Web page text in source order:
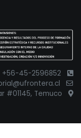
+56-45-2596852
#01145, Temuco